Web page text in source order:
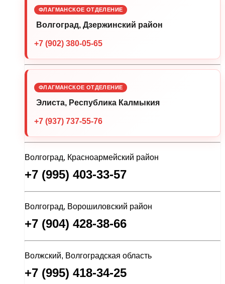
ФЛАГМАНСКОЕ ОТДЕЛЕНИЕ
Волгоград, Дзержинский район
+7 (902) 380-05-65
ФЛАГМАНСКОЕ ОТДЕЛЕНИЕ
Элиста, Республика Калмыкия
+7 (937) 737-55-76
Волгоград, Красноармейский район
+7 (995) 403-33-57
Волгоград, Ворошиловский район
+7 (904) 428-38-66
Волжский, Волгоградская область
+7 (995) 418-34-25